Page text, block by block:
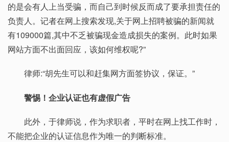
的是会有人上当受骗，而自己到时候反而成了要承担责任的
负责人。记者在网上搜索发现,关于网上招聘被骗的新闻就
有109000篇,其中不乏被骗现金造成损失的案例。此时如果
网站方面不出面回应，该如何维权呢?”
律师:“胡先生可以和赶集网方面签协议，保证。”
警惕！企业认证也有虚假广告
此外，于律师说，作为求职者，平时在网上找工作时，
不能把企业的认证信息作为唯一的判断标准。